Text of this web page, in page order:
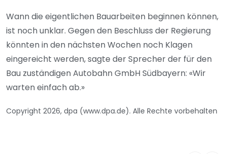
Wann die eigentlichen Bauarbeiten beginnen können,
ist noch unklar. Gegen den Beschluss der Regierung
könnten in den nächsten Wochen noch Klagen
eingereicht werden, sagte der Sprecher der für den
Bau zuständigen Autobahn GmbH Südbayern: «Wir
warten einfach ab.»
Copyright 2026, dpa (www.dpa.de). Alle Rechte vorbehalten